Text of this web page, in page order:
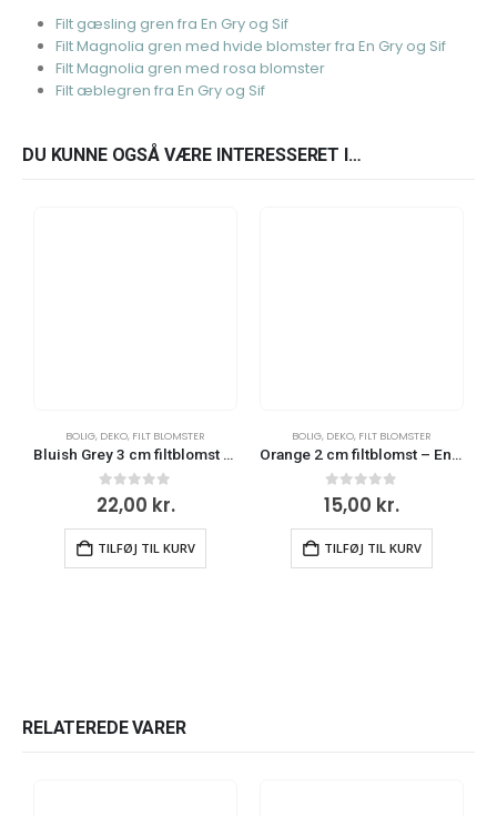
Filt gæsling gren fra En Gry og Sif
Filt Magnolia gren med hvide blomster fra En Gry og Sif
Filt Magnolia gren med rosa blomster
Filt æblegren fra En Gry og Sif
DU KUNNE OGSÅ VÆRE INTERESSERET I…
BOLIG, DEKO, FILT BLOMSTER
Bluish Grey 3 cm filtblomst – En Gry og Sif
0ud af 5
22,00 kr.
TILFØJ TIL KURV
BOLIG, DEKO, FILT BLOMSTER
Orange 2 cm filtblomst – En Gry og Sif
0ud af 5
15,00 kr.
TILFØJ TIL KURV
RELATEREDE VARER